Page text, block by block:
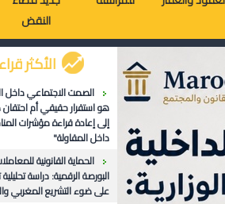
النقض
الأكثر
الصمت الاجتماعي داخل
هو استقرار حقيقي أم
إلى إعادة قراءة مؤشرات
داخل المقاولة"
الحماية القانونية
البورصة الرقمية: دراسة
على ضوء التشريع المغربي